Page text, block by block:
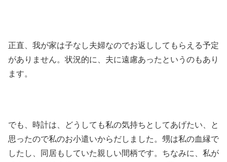
正直、我が家は子なし夫婦なのでお返ししてもらえる予定
がありません。状況的に、夫に遠慮あったというのもあり
ます。
でも、時計は、どうしても私の気持ちとしてあげたい、と
思ったので私のお小遣いからだしました。甥は私の血縁で
したし、同居もしていた親しい間柄です。ちなみに、私が